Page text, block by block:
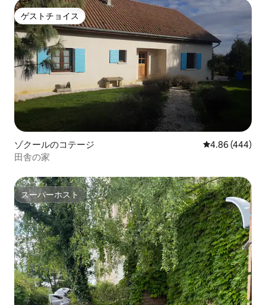
ゲストチョイス
ゲストチョイス
ゾクールのコテージ レビュー444
4.86 (444)
田舎の家
スーパーホスト
スーパーホスト